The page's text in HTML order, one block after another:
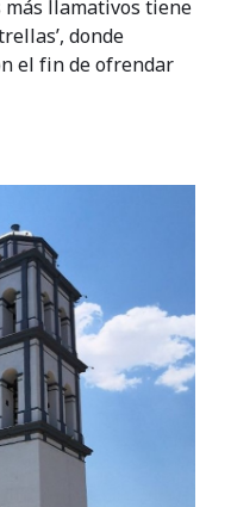
más llamativos tiene
donde
el fin de ofrendar